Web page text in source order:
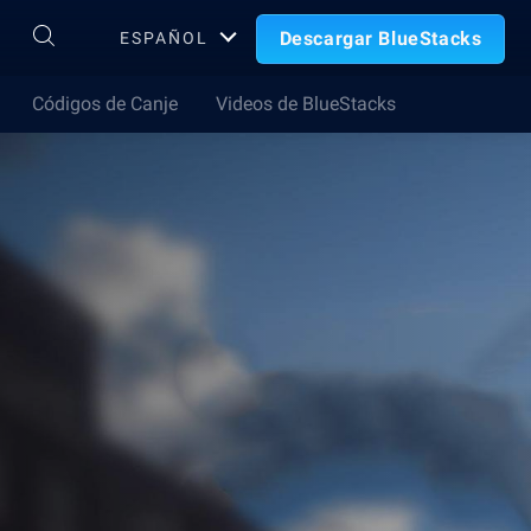
ESPAÑOL Descargar BlueStacks
Códigos de Canje Videos de BlueStacks